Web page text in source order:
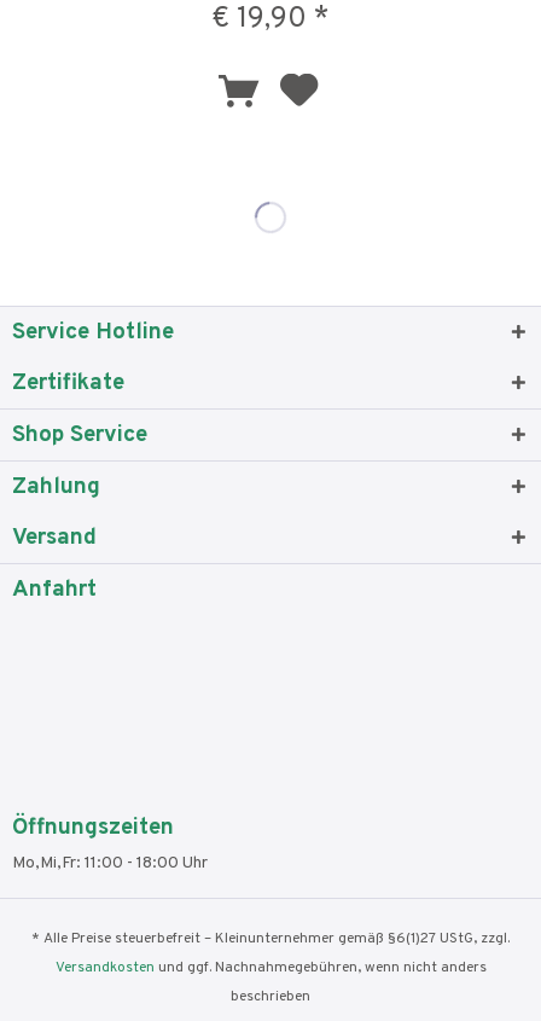
€ 19,90 *
Service Hotline
Zertifikate
Shop Service
Zahlung
Versand
Anfahrt
Öffnungszeiten
Mo,Mi,Fr: 11:00 - 18:00 Uhr
* Alle Preise steuerbefreit – Kleinunternehmer gemäß §6(1)27 UStG, zzgl.
Versandkosten und ggf. Nachnahmegebühren, wenn nicht anders
beschrieben